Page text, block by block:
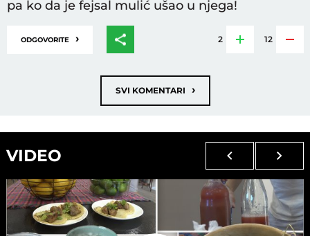
pa ko da je fejsal mulić ušao u njega!
ODGOVORITE › 2 12
SVI KOMENTARI ›
VIDEO